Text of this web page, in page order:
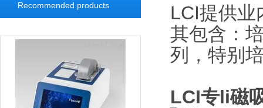
Recommended products
LCI提供业
其包含：
列，特别
LCI专li磁